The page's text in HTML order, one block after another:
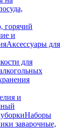
горячий
и
Аксессуары для
для
и
Наборы
заварочные,